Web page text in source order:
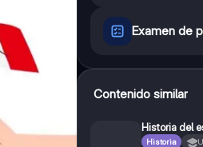
Examen de
Contenido similar
Historia del
Historia